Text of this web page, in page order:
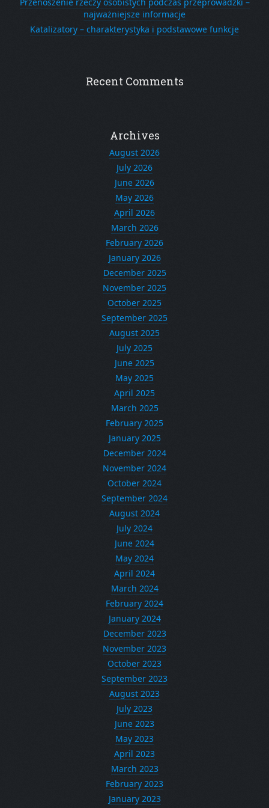
najważniejsze informacje
Katalizatory – charakterystyka i podstawowe funkcje
Recent Comments
Archives
August 2026
July 2026
June 2026
May 2026
April 2026
March 2026
February 2026
January 2026
December 2025
November 2025
October 2025
September 2025
August 2025
July 2025
June 2025
May 2025
April 2025
March 2025
February 2025
January 2025
December 2024
November 2024
October 2024
September 2024
August 2024
July 2024
June 2024
May 2024
April 2024
March 2024
February 2024
January 2024
December 2023
November 2023
October 2023
September 2023
August 2023
July 2023
June 2023
May 2023
April 2023
March 2023
February 2023
January 2023